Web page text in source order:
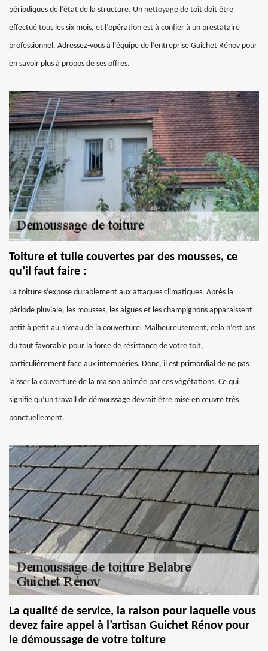
périodiques de l’état de la structure. Un nettoyage de toit doit être
effectué tous les six mois, et l’opération est à confier à un prestataire
professionnel. Adressez-vous à l’équipe de l’entreprise Guichet Rénov pour
en savoir plus à propos de ses offres.
Toiture et tuile couvertes par des mousses, ce
qu’il faut faire :
La toiture s’expose durablement aux attaques climatiques. Après la
période pluviale, les mousses, les algues et les champignons apparaissent
petit à petit au niveau de la couverture. Malheureusement, cela n’est pas
du tout favorable pour la force de résistance de votre toit,
particulièrement face aux intempéries. Donc, il est primordial de ne pas
laisser la couverture de la maison abîmée par ces végétations. Ce qui
signifie qu’un travail de démoussage devrait être mise en œuvre très
ponctuellement.
La qualité de service, la raison pour laquelle vous
devez faire appel à l’artisan Guichet Rénov pour
le démoussage de votre toiture